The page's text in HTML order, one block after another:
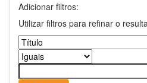
Adicionar filtros:
Utilizar filtros para refinar o